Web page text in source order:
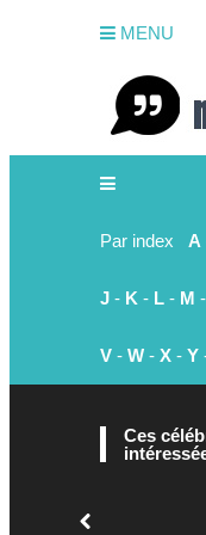
MENU
Par index A
J - K - L - M -
V - W - X - Y
Ces